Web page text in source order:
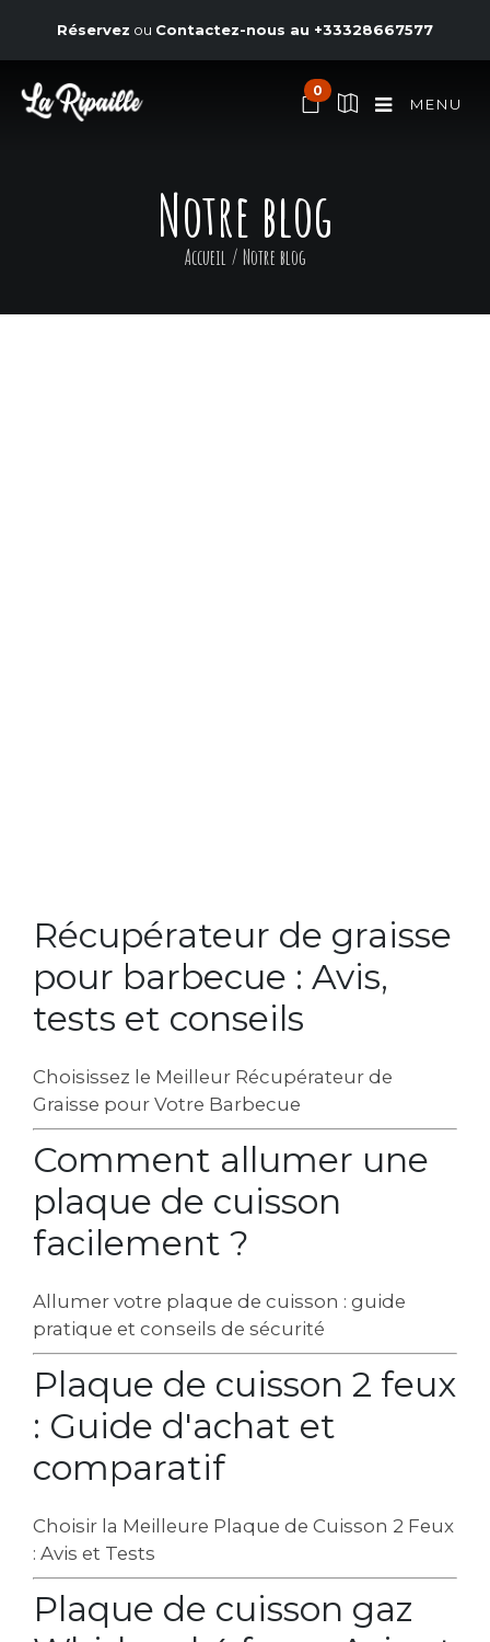
Réservez ou Contactez-nous au +33328667577
0
MENU
Notre blog
Accueil/ Notre blog
Récupérateur de graisse
pour barbecue : Avis,
tests et conseils
Choisissez le Meilleur Récupérateur de
Graisse pour Votre Barbecue
Comment allumer une
plaque de cuisson
facilement ?
Allumer votre plaque de cuisson : guide
pratique et conseils de sécurité
Plaque de cuisson 2 feux
: Guide d'achat et
comparatif
Choisir la Meilleure Plaque de Cuisson 2 Feux
: Avis et Tests
Plaque de cuisson gaz